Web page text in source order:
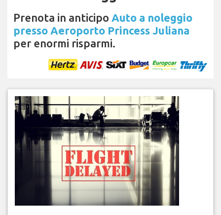
Prenota in anticipo Auto a noleggio
presso Aeroporto Princess Juliana
per enormi risparmi.